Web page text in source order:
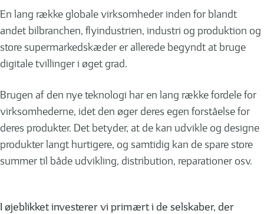
En lang række globale virksomheder inden for blandt
andet bilbranchen, flyindustrien, industri og produktion og
store supermarkedskæder er allerede begyndt at bruge
digitale tvillinger i øget grad.
Brugen af den nye teknologi har en lang række fordele for
virksomhederne, idet den øger deres egen forståelse for
deres produkter. Det betyder, at de kan udvikle og designe
produkter langt hurtigere, og samtidig kan de spare store
summer til både udvikling, distribution, reparationer osv.
I øjeblikket investerer vi primært i de selskaber, der